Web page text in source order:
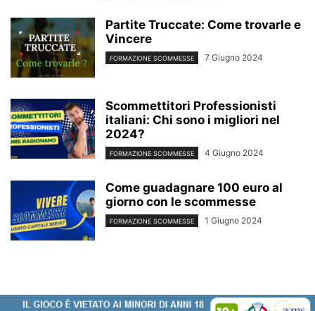
Partite Truccate: Come trovarle e
Vincere
FORMAZIONE SCOMMESSE 7 Giugno 2024
Scommettitori Professionisti
italiani: Chi sono i migliori nel
2024?
FORMAZIONE SCOMMESSE 4 Giugno 2024
Come guadagnare 100 euro al
giorno con le scommesse
FORMAZIONE SCOMMESSE 1 Giugno 2024